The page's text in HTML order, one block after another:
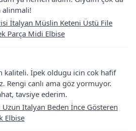
alinmali!
İtalyan Müslin Keteni Üstü File
Parça Midi Elbise
kaliteli. İpek oldugu icin cok hafif
Rengi canlı ama göz yormuyor.
tavsiye ederim.
Uzun Italyan Beden İnce Gösteren
Elbise